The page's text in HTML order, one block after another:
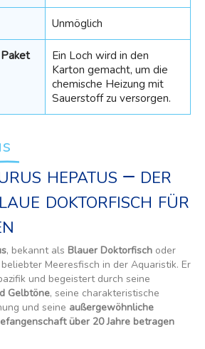
Unmöglich
Ein Loch wird in den
Karton gemacht, um die
chemische Heizung mit
Sauerstoff zu versorgen.
hepatus – der
doktorfisch für
, bekannt als Blauer Doktorfisch oder
Meeresfisch in der Aquaristik. Er
und begeistert durch seine
Gelbtöne, seine charakteristische
und seine außergewöhnliche
über 20 Jahre betragen